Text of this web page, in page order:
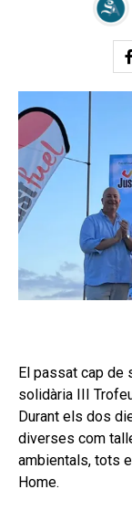
El passat cap de
solidària III
Durant els dos
diverses com
ambientals, tots
Home.